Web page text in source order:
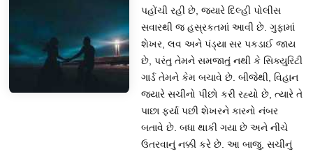
પહોંચી રહી છે, જ્યારે દિલ્હી પોલીસ
સવારથી જ હસ્રકતમાં આવી છે. ગુફામાં
શેખર, લવ અને પંડ્યા સર પકડાઈ જાય
છે, પરંતુ તેમને સમજાતું નથી કે સિક્યુરિટી
ગાર્ડ તેમને કેમ બચાવે છે. બીજેથી, વિહાન
જ્યારે સચીનો પીછો કરી રહ્યો છે, ત્યારે તે
પાછા ફર્યા પછી શેખરને કારનો નંબર
બતાવે છે. બધા થાકી ગયા છે અને નીચે
ઉતરવાનું નક્કી કરે છે. આ બાજુ, સચીનું